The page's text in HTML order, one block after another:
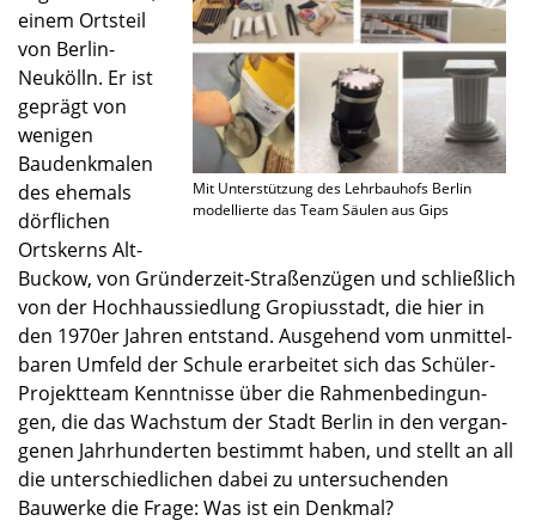
Mit Unter­stüt­zung des Lehrbau­hofs Berlin
model­lierte das Team Säulen aus Gips
einem Ortsteil
von Berlin-
Neukölln. Er ist
geprägt von
wenigen
Baudenk­ma­len
des ehemals
dörfli­chen
Ortskerns Alt-
Buckow, von Gründerzeit-Straßenzügen und schließ­lich
von der Hochhaus­sied­lung Gropi­us­stadt, die hier in
den 1970er Jahren entstand. Ausge­hend vom unmit­tel­
ba­ren Umfeld der Schule erarbei­tet sich das Schüler-
Projektteam Kennt­nisse über die Rahmen­be­din­gun­
gen, die das Wachs­tum der Stadt Berlin in den vergan­
ge­nen Jahrhun­der­ten bestimmt haben, und stellt an all
die unter­schied­li­chen dabei zu unter­su­chen­den
Bauwerke die Frage: Was ist ein Denkmal?